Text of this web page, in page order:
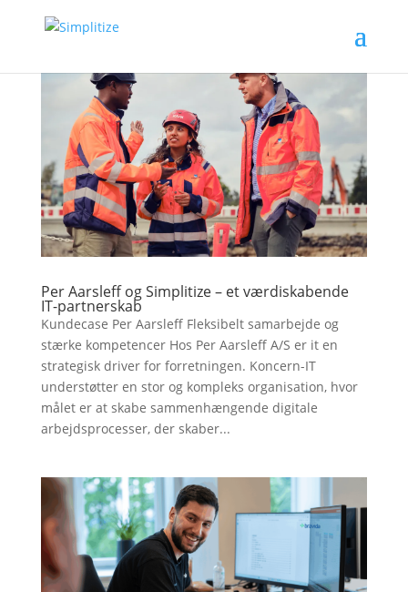
Per Aarsleff og Simplitize – et værdiskabende
IT-partnerskab
Kundecase Per Aarsleff Fleksibelt samarbejde og
stærke kompetencer Hos Per Aarsleff A/S er it en
strategisk driver for forretningen. Koncern-IT
understøtter en stor og kompleks organisation, hvor
målet er at skabe sammenhængende digitale
arbejdsprocesser, der skaber...